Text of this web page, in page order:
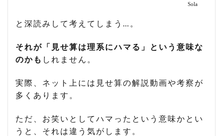
Sola
と深読みして考えてしまう…。
それが「見せ算は理系にハマる」という意味な
のかも しれません。
実際、ネット上には見せ算の解説動画や考察が
多くあります。
ただ、お笑いとしてハマったという意味かとい
うと、それは違う気がします。